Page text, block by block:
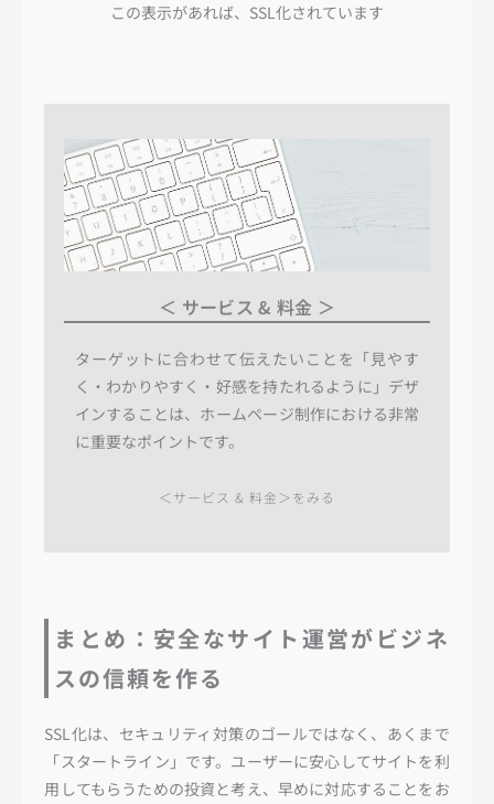
この表示があれば、SSL化されています
＜ サービス & 料金 ＞
ターゲットに合わせて伝えたいことを「見やす
く・わかりやすく・好感を持たれるように」デザ
インすることは、ホームページ制作における非常
に重要なポイントです。
＜サービス & 料金＞をみる
まとめ：安全なサイト運営がビジネ
スの信頼を作る
SSL化は、セキュリティ対策のゴールではなく、あくまで
「スタートライン」です。ユーザーに安心してサイトを利
用してもらうための投資と考え、早めに対応することをお